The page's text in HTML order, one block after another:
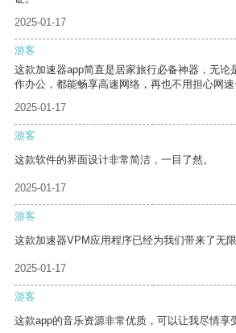
2025-01-17
游客
这款加速器app简直是居家旅行必备神器，无论
作办公，都能畅享高速网络，再也不用担心网速
2025-01-17
游客
这款软件的界面设计非常简洁，一目了然。
2025-01-17
游客
这款加速器VPM应用程序已经为我们带来了无限
2025-01-17
游客
这款app的音乐资源非常优质，可以让我尽情享